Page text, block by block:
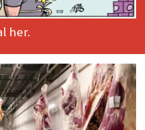
her.